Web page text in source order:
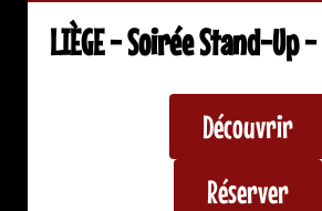
LIÈGE - Soirée Stand-Up -
Découvrir
Réserver